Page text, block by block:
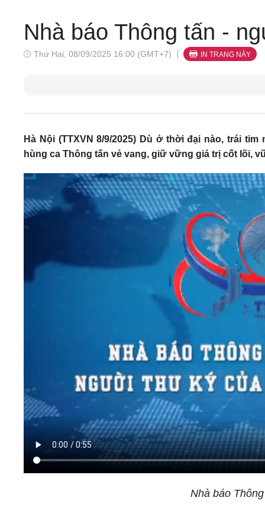
Nhà báo Thông tấn -
Thứ Hai, 08/09/2025 16:00 (GMT+7) IN TRANG NÀY
Hà Nội (TTXVN 8/9/2025) Dù ở thời đại nào, trái
hùng ca Thông tấn vẻ vang, giữ vững giá trị cốt lõi,
Nhà báo